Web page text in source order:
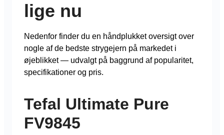
lige nu
Nedenfor finder du en håndplukket oversigt over
nogle af de bedste strygejern på markedet i
øjeblikket — udvalgt på baggrund af popularitet,
specifikationer og pris.
Tefal Ultimate Pure
FV9845